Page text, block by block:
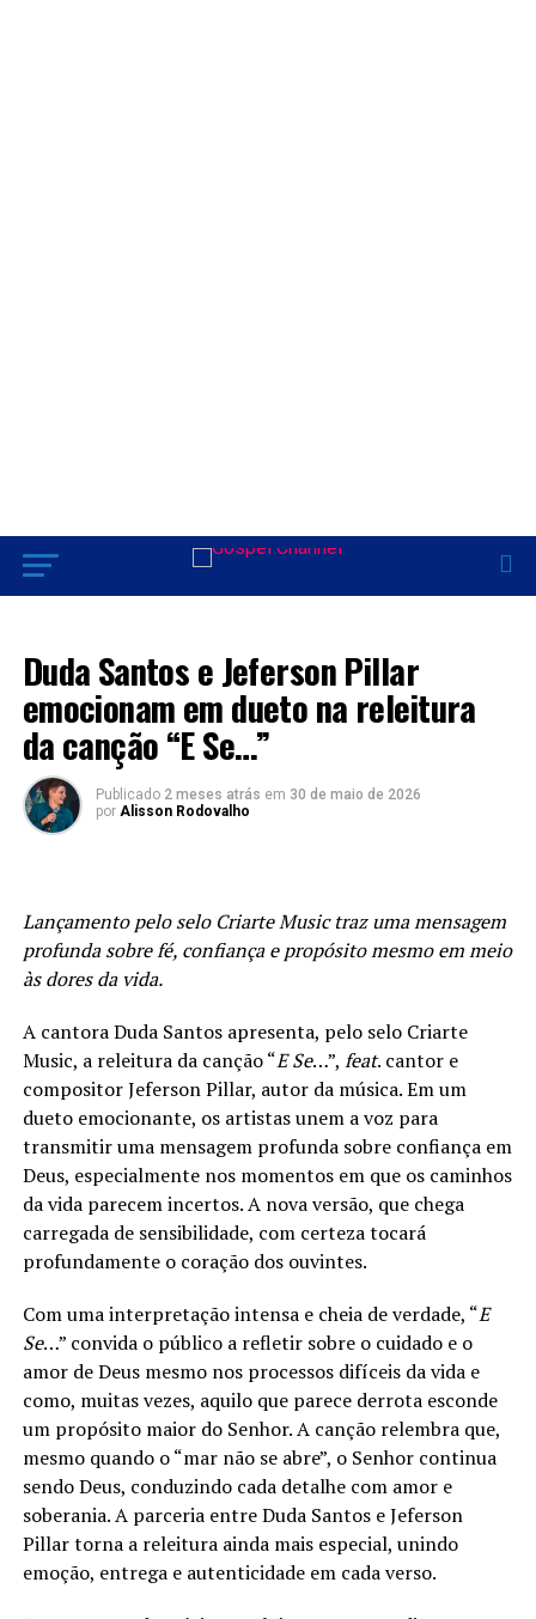
Duda Santos e Jeferson Pillar
emocionam em dueto na releitura
da canção “E Se…”
Publicado 2 meses atrás em 30 de maio de 2026
por Alisson Rodovalho
Lançamento pelo selo Criarte Music traz uma mensagem
profunda sobre fé, confiança e propósito mesmo em meio
às dores da vida.
A cantora Duda Santos apresenta, pelo selo Criarte
Music, a releitura da canção “E Se…”, feat. cantor e
compositor Jeferson Pillar, autor da música. Em um
dueto emocionante, os artistas unem a voz para
transmitir uma mensagem profunda sobre confiança em
Deus, especialmente nos momentos em que os caminhos
da vida parecem incertos. A nova versão, que chega
carregada de sensibilidade, com certeza tocará
profundamente o coração dos ouvintes.
Com uma interpretação intensa e cheia de verdade, “E
Se…” convida o público a refletir sobre o cuidado e o
amor de Deus mesmo nos processos difíceis da vida e
como, muitas vezes, aquilo que parece derrota esconde
um propósito maior do Senhor. A canção relembra que,
mesmo quando o “mar não se abre”, o Senhor continua
sendo Deus, conduzindo cada detalhe com amor e
soberania. A parceria entre Duda Santos e Jeferson
Pillar torna a releitura ainda mais especial, unindo
emoção, entrega e autenticidade em cada verso.